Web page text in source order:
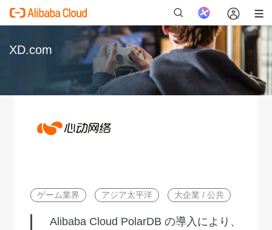
XD.com
ゲーム業界 アジア太平洋 大企業 / 公共
Alibaba Cloud PolarDB の導入により、